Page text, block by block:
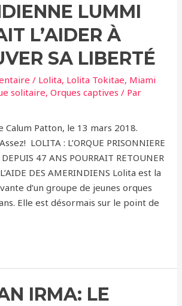
LUMMI
L’AIDER À
SA LIBERTÉ
/ Lolita, Lolita Tokitae, Miami
solitaire,Orques captives / Par
Patton, le 13 mars 2018.
LOLITA : L’ORQUE PRISONNIERE
47 ANS POURRAIT RETOUNER
DES AMERINDIENS Lolita est la
d’un groupe de jeunes orques
Elle est désormais sur le point de
IRMA: LE